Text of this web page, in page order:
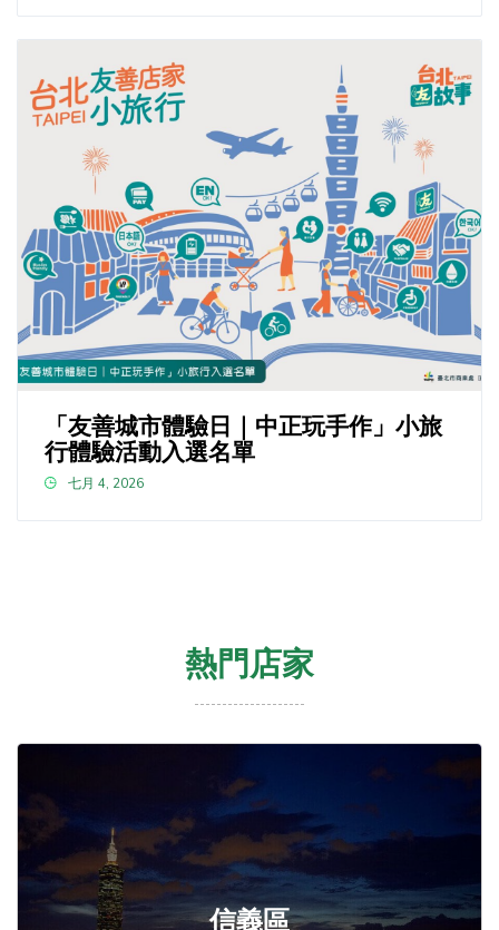
「友善城市體驗日｜中正玩手作」小旅
行體驗活動入選名單
七月 4, 2026
熱門店家
信義區